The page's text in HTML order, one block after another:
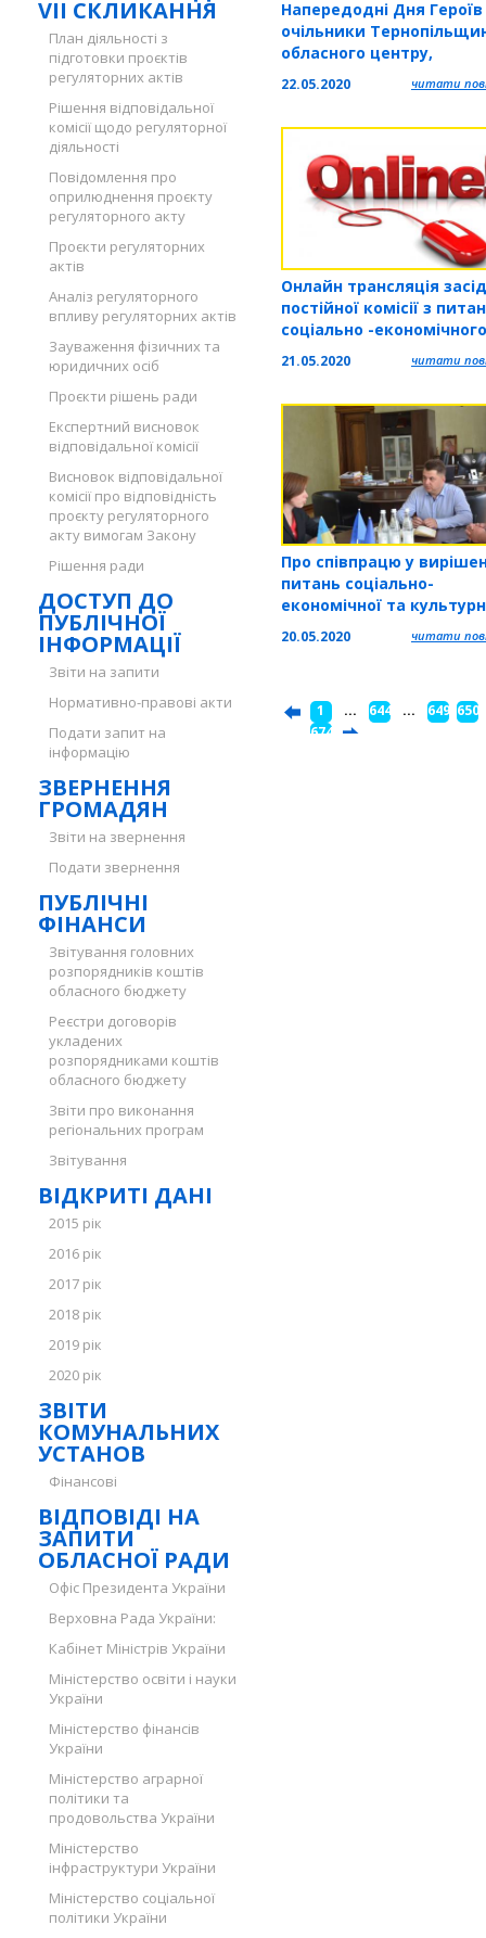
VII СКЛИКАННЯ
План діяльності з
підготовки проєктів
регуляторних актів
Рішення відповідальної
комісії щодо регуляторної
діяльності
Повідомлення про
оприлюднення проєкту
регуляторного акту
Проєкти регуляторних
актів
Аналіз регуляторного
впливу регуляторних актів
Зауваження фізичних та
юридичних осіб
Проєкти рішень ради
Експертний висновок
відповідальної комісії
Висновок відповідальної
комісії про відповідність
проєкту регуляторного
акту вимогам Закону
Рішення ради
ДОСТУП ДО
ПУБЛІЧНОЇ
ІНФОРМАЦІЇ
Звіти на запити
Нормативно-правові акти
Подати запит на
інформацію
ЗВЕРНЕННЯ
ГРОМАДЯН
Звіти на звернення
Подати звернення
ПУБЛІЧНІ
ФІНАНСИ
Звітування головних
розпорядників коштів
обласного бюджету
Реєстри договорів
укладених
розпорядниками коштів
обласного бюджету
Звіти про виконання
регіональних програм
Звітування
ВІДКРИТІ ДАНІ
2015 рік
2016 рік
2017 рік
2018 рік
2019 рік
2020 рік
ЗВІТИ
КОМУНАЛЬНИХ
УСТАНОВ
Фінансові
ВІДПОВІДІ НА
ЗАПИТИ
ОБЛАСНОЇ РАДИ
Офіс Президента України
Верховна Рада України:
Кабінет Міністрів України
Міністерство освіти і науки
України
Міністерство фінансів
України
Міністерство аграрної
політики та
продовольства України
Міністерство
інфраструктури України
Міністерство соціальної
політики України
Напередодні Дня Героїв
очільники
обласного центру,
громадськість поклали
до пам’ятника Степану
22.05.2020 читати
Онлайн трансляція
постійної комісії з
соціально -економічного
енергетики, транспорту,
рекреаційної та
зовнішньоекономічної
діяльності
21.05.2020 читати
Про співпрацю у
питань соціально-
економічної та
сфер та суспільно-
політичного життя
Великогаївської ОТГ
20.05.2020 читати
1 ... 644 ... 649 650
674